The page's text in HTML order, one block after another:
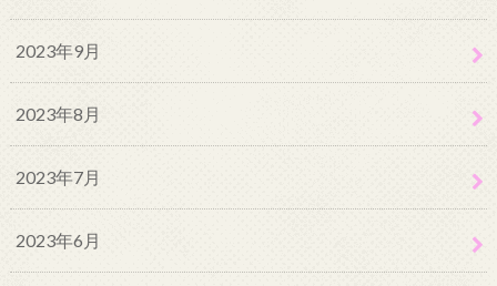
2023年9月
2023年8月
2023年7月
2023年6月